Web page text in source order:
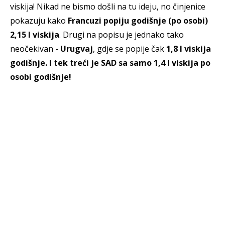
viskija! Nikad ne bismo došli na tu ideju, no činjenice
pokazuju kako Francuzi popiju godišnje (po osobi)
2,15 l viskija. Drugi na popisu je jednako tako
neočekivan - Urugvaj, gdje se popije čak 1,8 l viskija
godišnje. I tek treći je SAD sa samo 1,4 l viskija po
osobi godišnje!